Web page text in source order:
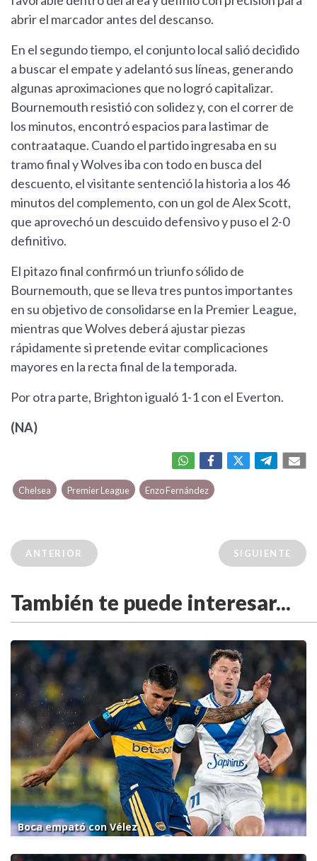
abrir el marcador antes del descanso.
En el segundo tiempo, el conjunto local salió decidido
a buscar el empate y adelantó sus líneas, generando
algunas aproximaciones que no logró capitalizar.
Bournemouth resistió con solidez y, con el correr de
los minutos, encontró espacios para lastimar de
contraataque. Cuando el partido ingresaba en su
tramo final y Wolves iba con todo en busca del
descuento, el visitante sentenció la historia a los 46
minutos del complemento, con un gol de Alex Scott,
que aprovechó un descuido defensivo y puso el 2-0
definitivo.
El pitazo final confirmó un triunfo sólido de
Bournemouth, que se lleva tres puntos importantes
en su objetivo de consolidarse en la Premier League,
mientras que Wolves deberá ajustar piezas
rápidamente si pretende evitar complicaciones
mayores en la recta final de la temporada.
Por otra parte, Brighton igualó 1-1 con el Everton.
(NA)
Chelsea Premier League Enzo Fernández
ANTERIOR SIGUIENTE
También te puede interesar...
Boca empató con Vélez